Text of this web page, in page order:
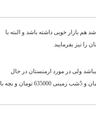
باشد هم بازار خوبی داشته باشد و البته با
نیز بفرمایید.
ولی در مورد ارمنستان در حال
حاضر تنها توری که داریم 4شب هوایی هتل 4* 725000 تومان بچه با تخت 579000 تومان و 5شب زمینی 635000 تومان و بچه با